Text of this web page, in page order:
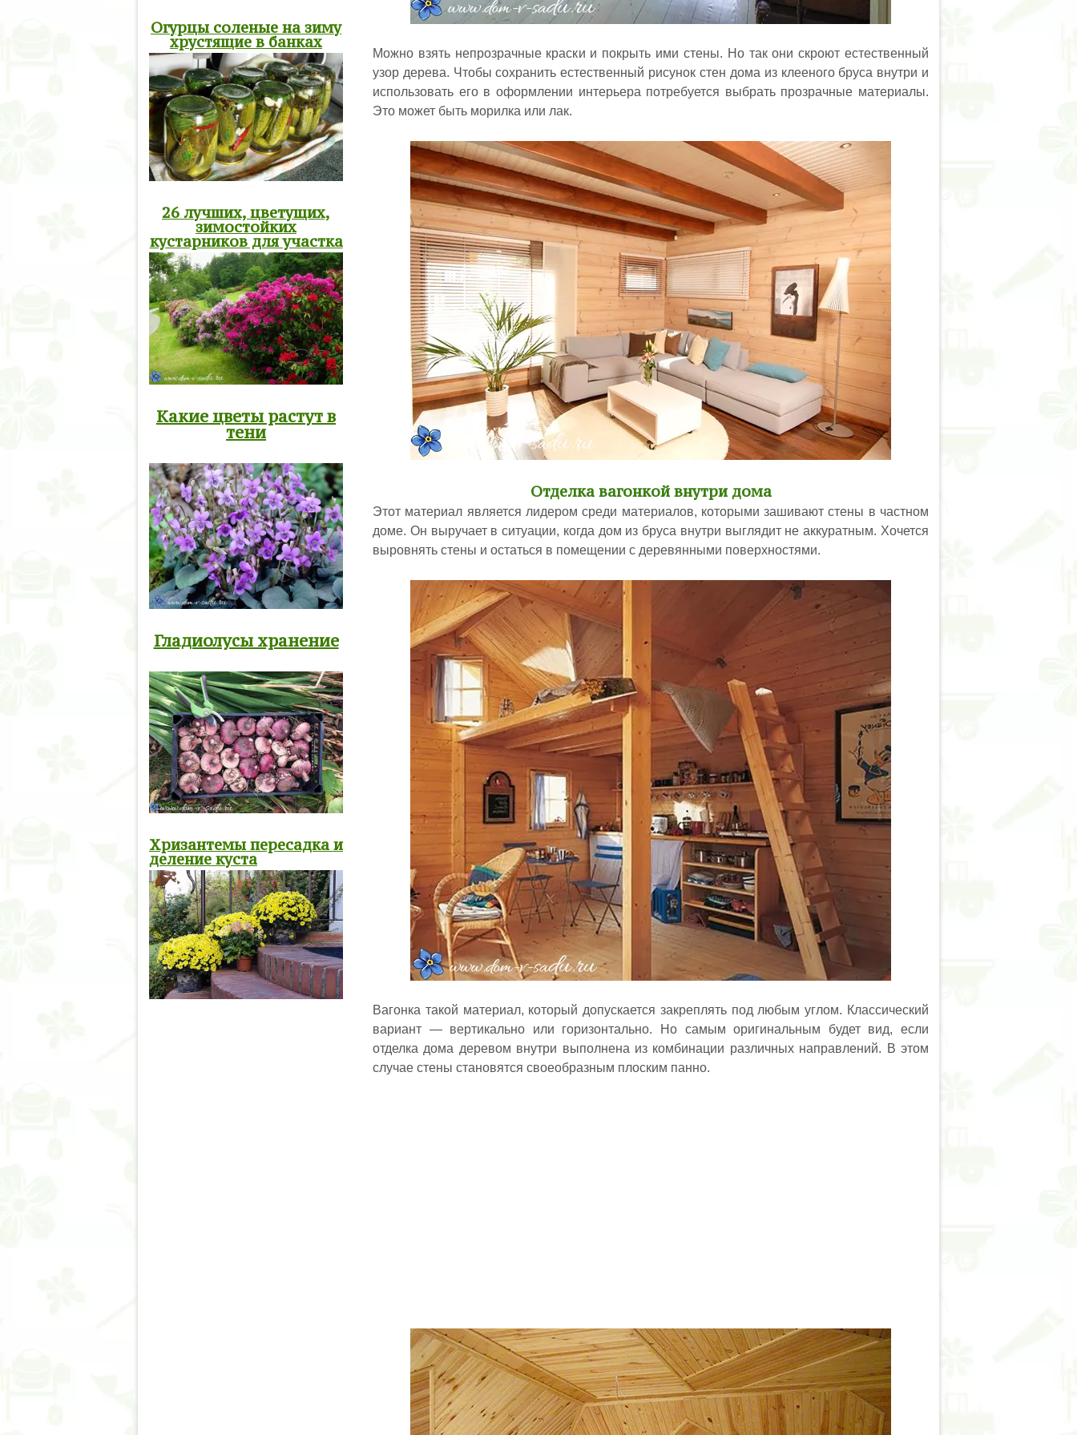
Можно взять непрозрачные краски и покрыть ими стены. Но так они скроют естественный
узор дерева. Чтобы сохранить естественный рисунок стен дома из клееного бруса внутри и
использовать его в оформлении интерьера потребуется выбрать прозрачные материалы.
Это может быть морилка или лак.
Отделка вагонкой внутри дома
Этот материал является лидером среди материалов, которыми зашивают стены в частном
доме. Он выручает в ситуации, когда дом из бруса внутри выглядит не аккуратным. Хочется
выровнять стены и остаться в помещении с деревянными поверхностями.
Вагонка такой материал, который допускается закреплять под любым углом. Классический
вариант — вертикально или горизонтально. Но самым оригинальным будет вид, если
отделка дома деревом внутри выполнена из комбинации различных направлений. В этом
случае стены становятся своеобразным плоским панно.
Огурцы соленые на зиму
хрустящие в банках
26 лучших, цветущих,
зимостойких
кустарников для участка
Какие цветы растут в
тени
Гладиолусы хранение
Хризантемы пересадка и
деление куста